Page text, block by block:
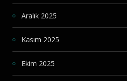
Aralık 2025
Kasım 2025
Ekim 2025